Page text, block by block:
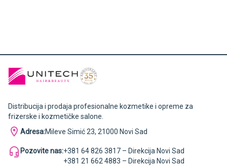
Distribucija i prodaja profesionalne kozmetike i opreme za
frizerske i kozmetičke salone.
Adresa:Mileve Simić 23, 21000 Novi Sad
Pozovite nas:+381 64 826 3817 – Direkcija Novi Sad
+381 21 662 4883 – Direkcija Novi Sad